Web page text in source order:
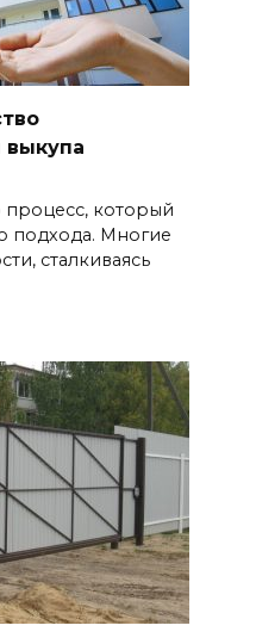
который
подхода. Многие
сталкиваясь